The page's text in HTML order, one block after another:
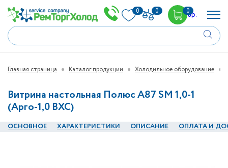
0 0 00р.
Главная страница Каталог продукции Холодильное оборудование
Витрина настольная Полюс А87 SM 1,0-1
(Арго-1,0 ВХС)
ОСНОВНОЕ ХАРАКТЕРИСТИКИ ОПИСАНИЕ ОПЛАТА И